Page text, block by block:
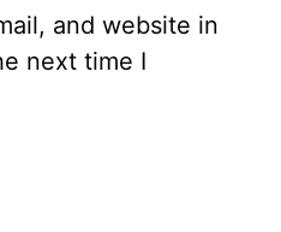
and website in
next time I